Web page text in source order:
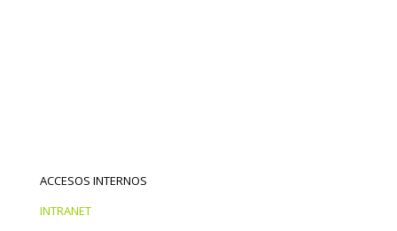
ACCESOS INTERNOS
INTRANET